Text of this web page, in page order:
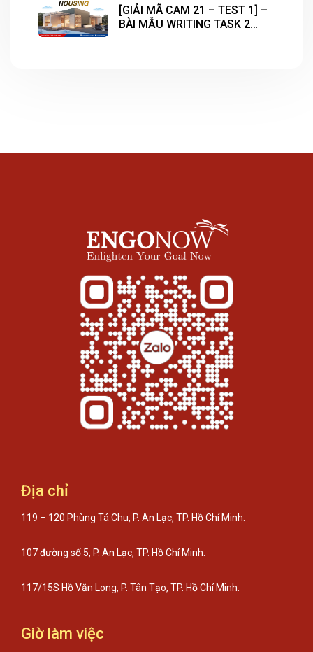
[GIẢI MÃ CAM 21 – TEST 1] –
BÀI MẪU WRITING TASK 2
Địa chỉ
119 – 120 Phùng Tá Chu, P. An Lạc, TP. Hồ Chí Minh.
107 đường số 5, P. An Lạc, TP. Hồ Chí Minh.
117/15S Hồ Văn Long, P. Tân Tạo, TP. Hồ Chí Minh.
Giờ làm việc